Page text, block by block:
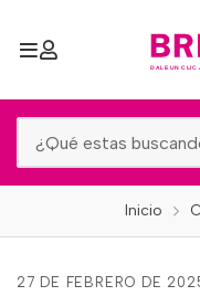
Inicio
27 DE FEBRERO DE